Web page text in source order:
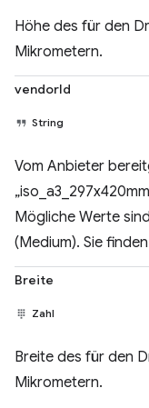
Höhe des für den
Mikrometern.
vendorId
String
Vom Anbieter
Mögliche Werte
(Medium). Sie
Breite
Zahl
Breite des für den
Mikrometern.